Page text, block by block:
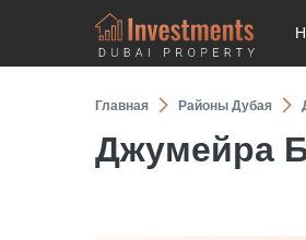
Главная Районы Дубая
Джумейра